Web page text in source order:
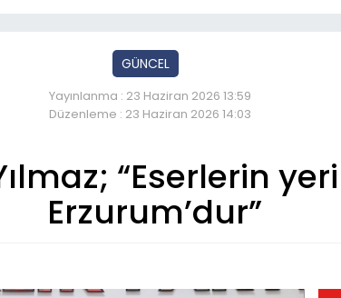
GÜNCEL
Yayınlanma : 23 Haziran 2026 13:59
Düzenleme : 23 Haziran 2026 14:03
“Eserlerin
Erzurum’dur”